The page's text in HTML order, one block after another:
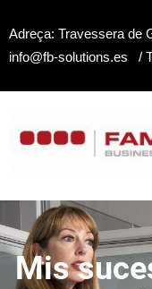
al
contenido
Adreça: Travessera de
info@fb-solutions.es /
Mis